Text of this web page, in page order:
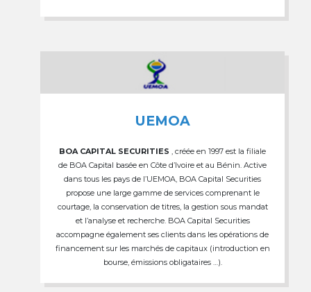
UEMOA
BOA CAPITAL SECURITIES , créée en 1997 est la filiale
de BOA Capital basée en Côte d’Ivoire et au Bénin. Active
dans tous les pays de l’UEMOA, BOA Capital Securities
propose une large gamme de services comprenant le
courtage, la conservation de titres, la gestion sous mandat
et l’analyse et recherche. BOA Capital Securities
accompagne également ses clients dans les opérations de
financement sur les marchés de capitaux (introduction en
bourse, émissions obligataires …).